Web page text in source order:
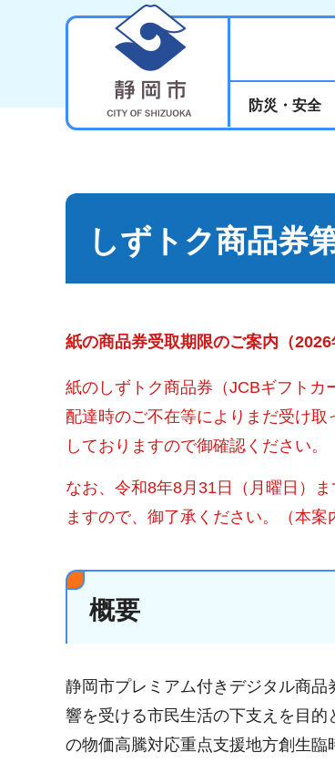
防災・安全
しずトク商品券
紙の商品券受取期限のご案内 （
紙のしずトク商品券（JCBギフトカ
配達時のご不在等によりまだ受け
しておりますので御確認ください。
なお、令和8年8月31日（月曜日）
ますので、御了承ください。（本案
概要
静岡市プレミアム付きデジタル商
響を受ける市民生活の下支えを目
の物価高騰対応重点支援地方創生臨